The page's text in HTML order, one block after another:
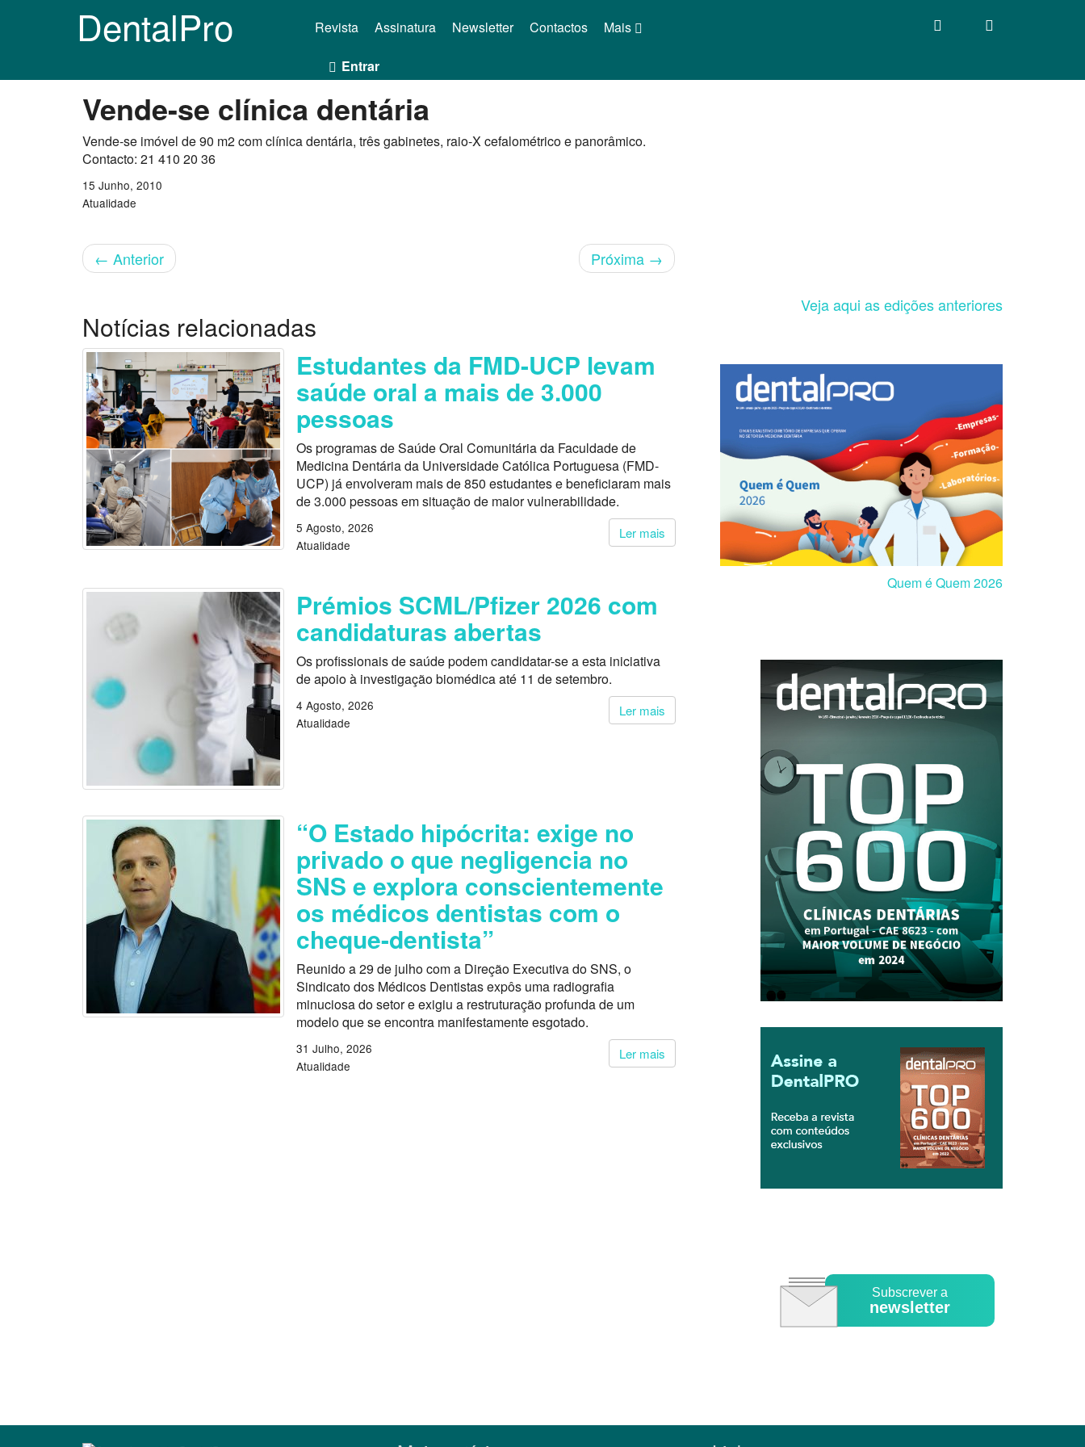
DentalPro Mais
Revista Assinatura Newsletter Contactos
Entrar
Vende-se clínica dentária
Vende-se imóvel de 90 m2 com clínica dentária, três gabinetes, raio-X cefalométrico e panorâmico.
Contacto: 21 410 20 36
15 Junho, 2010
Atualidade
← Anterior Próxima →
Veja aqui as edições anteriores
Quem é Quem 2026
Subscrever a
newsletter
Notícias relacionadas
Estudantes da FMD-UCP levam
saúde oral a mais de 3.000
pessoas
Os programas de Saúde Oral Comunitária da Faculdade de
Medicina Dentária da Universidade Católica Portuguesa (FMD-
UCP) já envolveram mais de 850 estudantes e beneficiaram mais
de 3.000 pessoas em situação de maior vulnerabilidade.
Ler mais
5 Agosto, 2026
Atualidade
Prémios SCML/Pfizer 2026 com
candidaturas abertas
Os profissionais de saúde podem candidatar-se a esta iniciativa
de apoio à investigação biomédica até 11 de setembro.
Ler mais
4 Agosto, 2026
Atualidade
“O Estado hipócrita: exige no
privado o que negligencia no
SNS e explora conscientemente
os médicos dentistas com o
cheque-dentista”
Reunido a 29 de julho com a Direção Executiva do SNS, o
Sindicato dos Médicos Dentistas expôs uma radiografia
minuciosa do setor e exigiu a restruturação profunda de um
modelo que se encontra manifestamente esgotado.
Ler mais
31 Julho, 2026
Atualidade